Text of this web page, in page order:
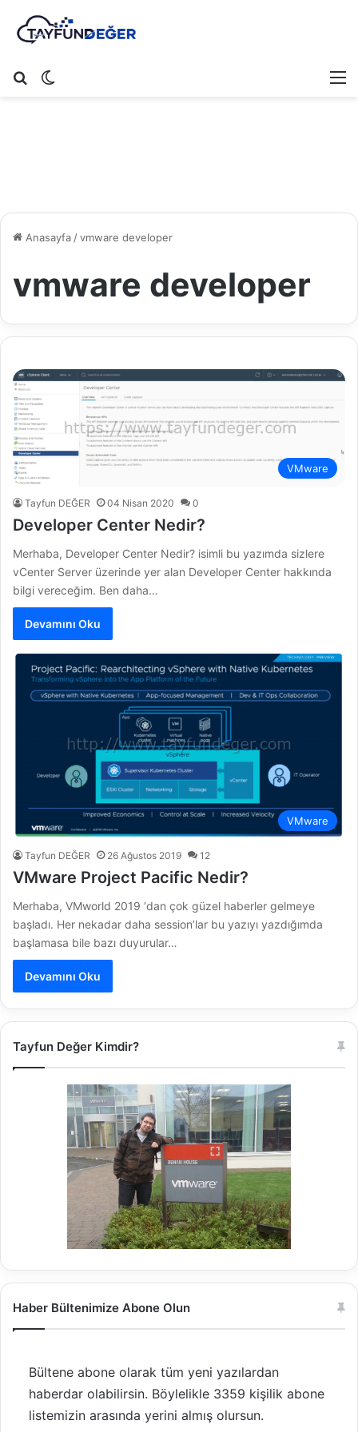
Arama yap ...
Anasayfa/vmware developer
vmware developer
VMware
Tayfun DEĞER 04 Nisan 2020 0
Developer Center Nedir?
Merhaba, Developer Center Nedir? isimli bu yazımda sizlere
vCenter Server üzerinde yer alan Developer Center hakkında
bilgi vereceğim. Ben daha…
Devamını Oku
VMware
Tayfun DEĞER 26 Ağustos 2019 12
VMware Project Pacific Nedir?
Merhaba, VMworld 2019 ‘dan çok güzel haberler gelmeye
başladı. Her nekadar daha session’lar bu yazıyı yazdığımda
başlamasa bile bazı duyurular…
Devamını Oku
Tayfun Değer Kimdir?
Haber Bültenimize Abone Olun
Bültene abone olarak tüm yeni yazılardan
haberdar olabilirsin. Böylelikle 3359 kişilik abone
listemizin arasında yerini almış olursun.